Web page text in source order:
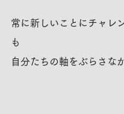
常に新しいことにチャレ
も
自分たちの軸をぶらさな